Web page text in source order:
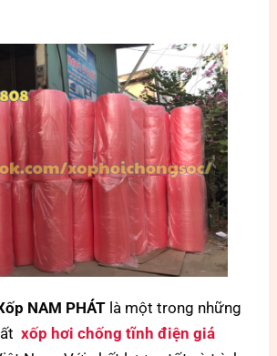
NAM PHÁT là một trong những
xốp hơi chống tĩnh điện giá